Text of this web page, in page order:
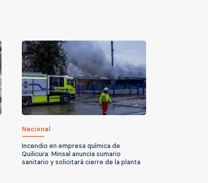
Nacional
Incendio en empresa química de
Quilicura: Minsal anuncia sumario
sanitario y solicitará cierre de la planta